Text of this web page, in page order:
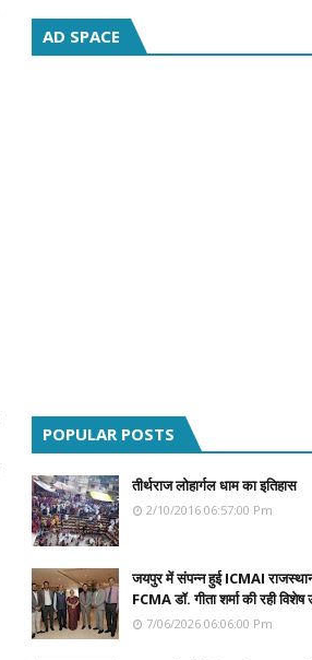
AD SPACE
POPULAR POSTS
तीर्थराज लोहार्गल धाम का इतिहास
2/10/2016 06:57:00 Pm
जयपुर में संपन्न हुई ICMAI
FCMA डॉ. गीता शर्मा की रही विशेष
7/06/2026 06:06:00 Pm